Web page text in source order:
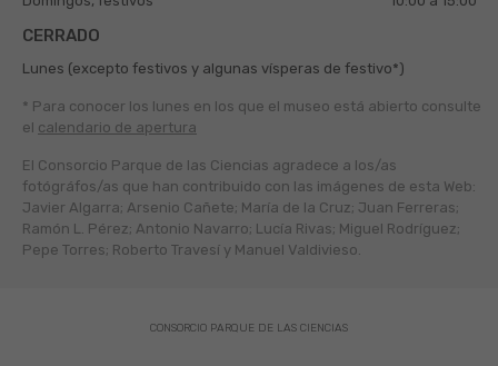
CERRADO
Lunes (excepto festivos y algunas vísperas de festivo*)
* Para conocer los lunes en los que el museo está abierto consulte
el calendario de apertura
El Consorcio Parque de las Ciencias agradece a los/as
fotógráfos/as que han contribuido con las imágenes de esta Web:
Javier Algarra; Arsenio Cañete; María de la Cruz; Juan Ferreras;
Ramón L. Pérez; Antonio Navarro; Lucía Rivas; Miguel Rodríguez;
Pepe Torres; Roberto Travesí y Manuel Valdivieso.
CONSORCIO PARQUE DE LAS CIENCIAS